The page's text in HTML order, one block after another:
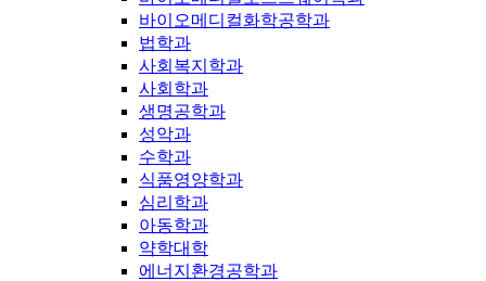
바이오메디컬화학공학과
법학과
사회복지학과
사회학과
생명공학과
성악과
수학과
식품영양학과
심리학과
아동학과
약학대학
에너지환경공학과